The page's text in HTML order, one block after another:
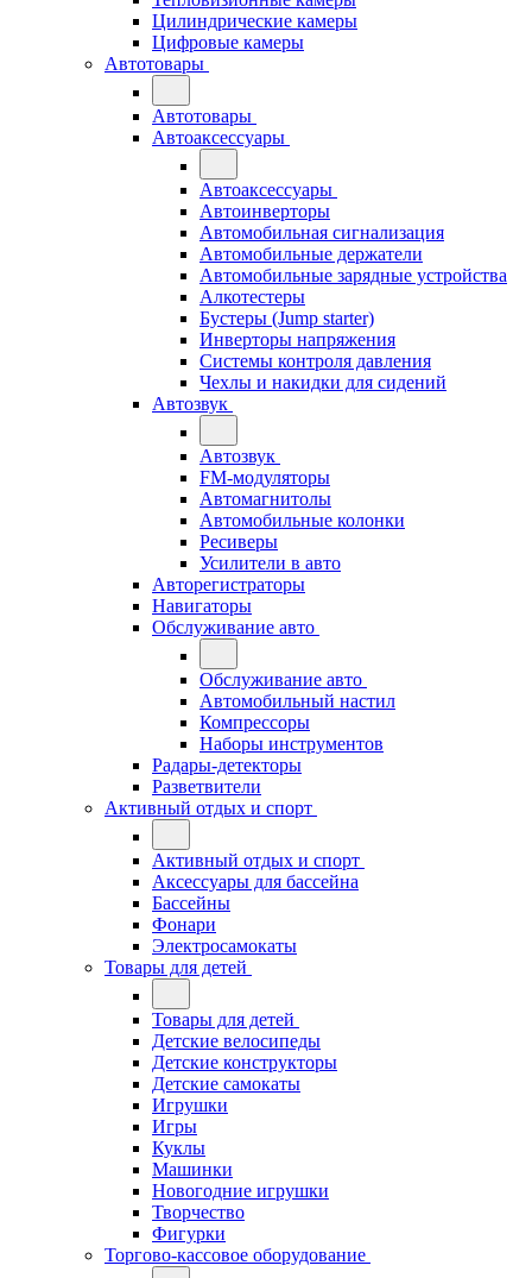
Цилиндрические камеры
Цифровые камеры
Автотовары
Автотовары
Автоаксессуары
Автоаксессуары
Автоинверторы
Автомобильная сигнализация
Автомобильные держатели
Автомобильные зарядные устройства
Алкотестеры
Бустеры (Jump starter)
Инверторы напряжения
Системы контроля давления
Чехлы и накидки для сидений
Автозвук
Автозвук
FM-модуляторы
Автомагнитолы
Автомобильные колонки
Ресиверы
Усилители в авто
Авторегистраторы
Навигаторы
Обслуживание авто
Обслуживание авто
Автомобильный настил
Компрессоры
Наборы инструментов
Радары-детекторы
Разветвители
Активный отдых и спорт
Активный отдых и спорт
Аксессуары для бассейна
Бассейны
Фонари
Электросамокаты
Товары для детей
Товары для детей
Детские велосипеды
Детские конструкторы
Детские самокаты
Игрушки
Игры
Куклы
Машинки
Новогодние игрушки
Творчество
Фигурки
Торгово-кассовое оборудование